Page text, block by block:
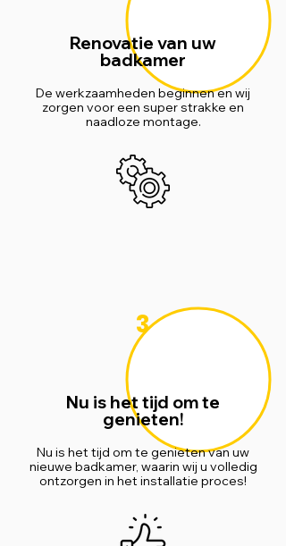
Renovatie van uw
badkamer
De werkzaamheden beginnen en wij
zorgen voor een super strakke en
naadloze montage.
3
Nu is het tijd om te
genieten!
Nu is het tijd om te genieten van uw
nieuwe badkamer, waarin wij u volledig
ontzorgen in het installatie proces!